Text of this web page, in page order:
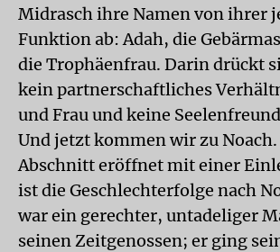
Midrasch ihre Namen von ihrer
Funktion ab: Adah, die
die Trophäenfrau. Darin drückt
kein partnerschaftliches
und Frau und keine
Und jetzt kommen wir zu
Abschnitt eröffnet mit einer
ist die Geschlechterfolge nach
war ein gerechter, untadeliger
seinen Zeitgenossen; er ging